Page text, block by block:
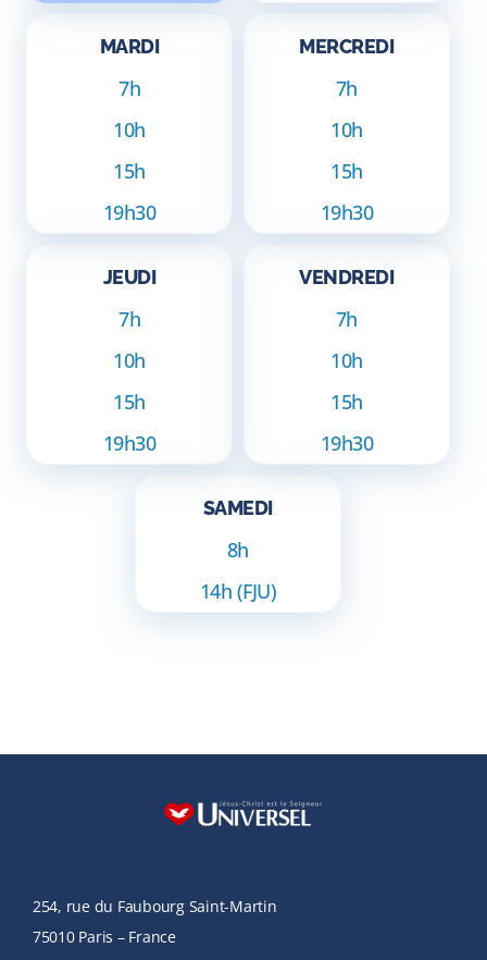
MARDI
7h
10h
15h
19h30
MERCREDI
7h
10h
15h
19h30
JEUDI
7h
10h
15h
19h30
VENDREDI
7h
10h
15h
19h30
SAMEDI
8h
14h (FJU)
254, rue du Faubourg Saint-Martin
75010 Paris – France